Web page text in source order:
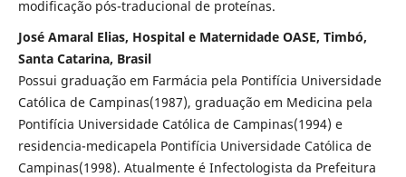
modificação pós-traducional de proteínas.
José Amaral Elias, Hospital e Maternidade OASE, Timbó,
Santa Catarina, Brasil
Possui graduação em Farmácia pela Pontifícia Universidade
Católica de Campinas(1987), graduação em Medicina pela
Pontifícia Universidade Católica de Campinas(1994) e
residencia-medicapela Pontifícia Universidade Católica de
Campinas(1998). Atualmente é Infectologista da Prefeitura